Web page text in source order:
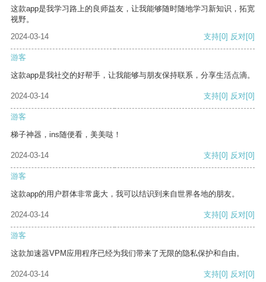
这款app是我学习路上的良师益友，让我能够随时随地学习新知识，拓宽
视野。
2024-03-14
支持[0] 反对[0]
游客
这款app是我社交的好帮手，让我能够与朋友保持联系，分享生活点滴。
2024-03-14 支持[0] 反对[0]
游客
梯子神器，ins随便看，美美哒！
2024-03-14 支持[0] 反对[0]
游客
这款app的用户群体非常庞大，我可以结识到来自世界各地的朋友。
2024-03-14 支持[0] 反对[0]
游客
这款加速器VPM应用程序已经为我们带来了无限的隐私保护和自由。
2024-03-14 支持[0] 反对[0]